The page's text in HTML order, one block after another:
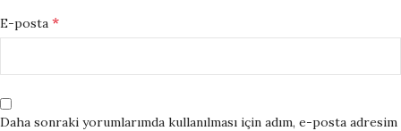
E-posta *
Daha sonraki yorumlarımda kullanılması için adım, e-posta adresim